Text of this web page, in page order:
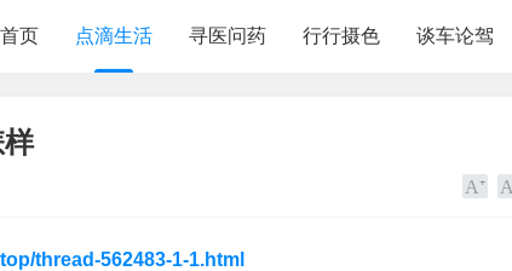
首页 点滴生活 寻医问药 行行摄色 谈车论驾
thread-562483-1-1.html